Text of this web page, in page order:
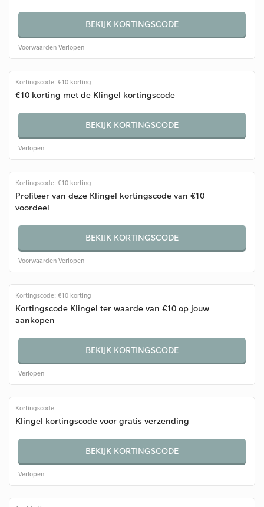
BEKIJK KORTINGSCODE
Voorwaarden Verlopen
Kortingscode: €10 korting
€10 korting met de Klingel kortingscode
BEKIJK KORTINGSCODE
Verlopen
Kortingscode: €10 korting
Profiteer van deze Klingel kortingscode van €10
voordeel
BEKIJK KORTINGSCODE
Voorwaarden Verlopen
Kortingscode: €10 korting
Kortingscode Klingel ter waarde van €10 op jouw
aankopen
BEKIJK KORTINGSCODE
Verlopen
Kortingscode
Klingel kortingscode voor gratis verzending
BEKIJK KORTINGSCODE
Verlopen